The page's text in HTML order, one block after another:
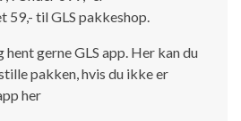
59,- til GLS pakkeshop.
gerne GLS app. Her kan du
pakken, hvis du ikke er
her